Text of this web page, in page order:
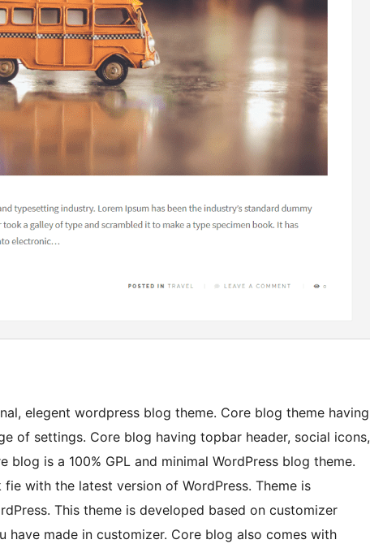
elegent wordpress blog theme. Core blog theme having
of settings. Core blog having topbar header, social icons,
is a 100% GPL and minimal WordPress blog theme.
with the latest version of WordPress. Theme is
This theme is developed based on customizer
have made in customizer. Core blog also comes with